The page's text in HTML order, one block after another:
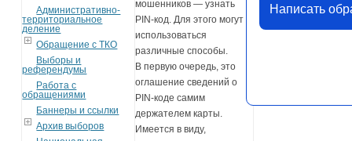
Административно-
территориальное
деление
Обращение с ТКО
Выборы и
референдумы
Работа с
обращениями
Баннеры и ссылки
Архив выборов
мошенников — узнать
PIN-код. Для этого могут
использоваться
различные способы.
В первую очередь, это
оглашение сведений о
PIN-коде самим
держателем карты.
Имеется в виду,
Написать